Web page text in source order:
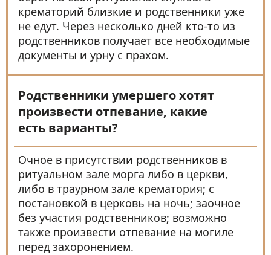
крематорий близкие и родственники уже
не едут. Через несколько дней кто-то из
родственников получает все необходимые
документы и урну с прахом.
Родственники умершего хотят
произвести отпевание, какие
есть варианты?
Очное в присутствии родственников в
ритуальном зале морга либо в церкви,
либо в траурном зале крематория; с
постановкой в церковь на ночь; заочное
без участия родственников; возможно
также произвести отпевание на могиле
перед захоронением.